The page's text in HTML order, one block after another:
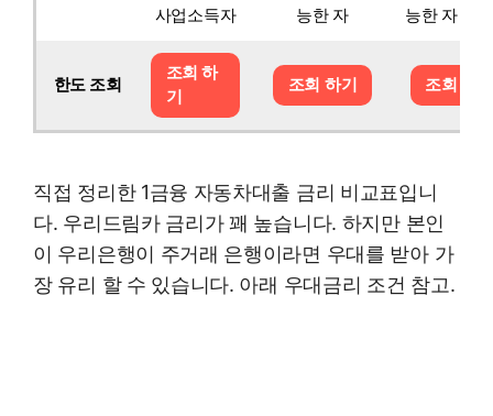
사업소득자
능한 자
능한 자
한도 조회
조회 하
기
조회 하기 조회 하기
직접 정리한 1금융 자동차대출 금리 비교표입니
다. 우리드림카 금리가 꽤 높습니다. 하지만 본인
이 우리은행이 주거래 은행이라면 우대를 받아 가
장 유리 할 수 있습니다. 아래 우대금리 조건 참고.